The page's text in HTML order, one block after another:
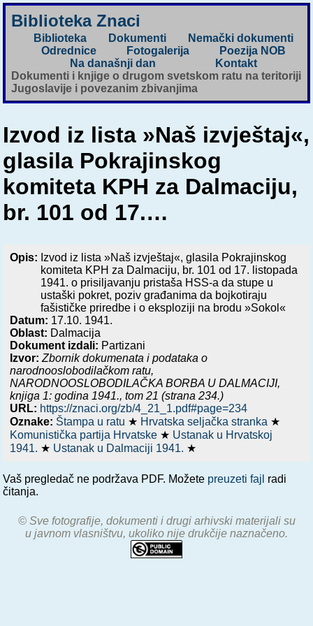
Biblioteka Znaci
Biblioteka Dokumenti
Nemački dokumenti
Odrednice
Fotogalerija
Poezija NOB
Na današnji dan
Kontakt
Dokumenti i knjige o drugom svetskom ratu na teritoriji
Jugoslavije i povezanim zbivanjima
Izvod iz lista »Naš izvještaj«,
glasila Pokrajinskog
komiteta KPH za Dalmaciju,
br. 101 od 17.…
Opis: Izvod iz lista »Naš izvještaj«, glasila Pokrajinskog
komiteta KPH za Dalmaciju, br. 101 od 17. listopada
1941. o prisiljavanju pristaša HSS-a da stupe u
ustaški pokret, poziv građanima da bojkotiraju
fašističke priredbe i o eksploziji na brodu »Sokol«
Datum: 17.10. 1941.
Oblast: Dalmacija
Dokument izdali: Partizani
Izvor: Zbornik dokumenata i podataka o
narodnooslobodilačkom ratu,
NARODNOOSLOBODILAČKA BORBA U DALMACIJI,
knjiga 1: godina 1941., tom 21 (strana 234.)
URL: https://znaci.org/zb/4_21_1.pdf#page=234
Oznake: Štampa u ratu ★ Hrvatska seljačka stranka ★
Komunistička partija Hrvatske ★ Ustanak u Hrvatskoj
1941. ★ Ustanak u Dalmaciji 1941. ★
Vaš pregledač ne podržava PDF. Možete preuzeti fajl radi
čitanja.
© Sve fotografije, dokumenti i drugi arhivski materijali su
u javnom vlasništvu, ukoliko nije drukčije naznačeno.